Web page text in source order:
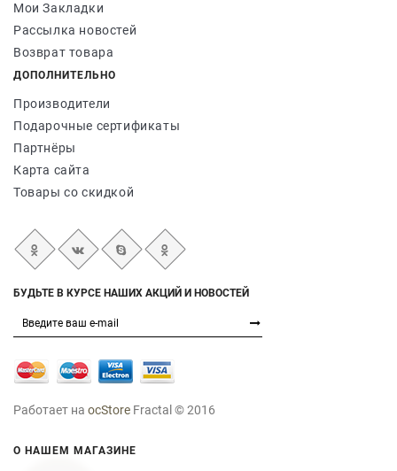
Мои Закладки
Рассылка новостей
Возврат товара
ДОПОЛНИТЕЛЬНО
Производители
Подарочные сертификаты
Партнёры
Карта сайта
Товары со скидкой
БУДЬТЕ В КУРСЕ НАШИХ АКЦИЙ И НОВОСТЕЙ
Работает на ocStore Fractal © 2016
О НАШЕМ МАГАЗИНЕ